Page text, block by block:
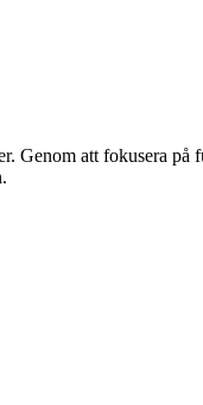
Genom att fokusera